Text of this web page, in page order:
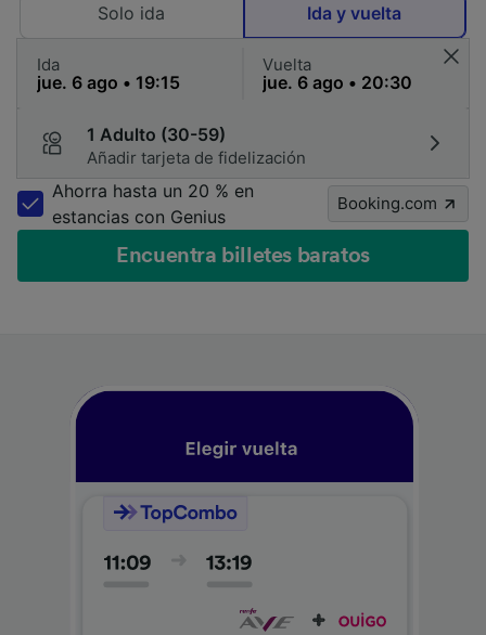
Solo ida
Ida y vuelta
Ida Vuelta
1 Adulto (30-59)
Añadir tarjeta de fidelización
Ahorra hasta un 20 % en
estancias con Genius
Booking.com
Encuentra billetes baratos